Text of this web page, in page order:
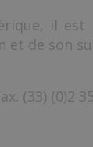
il est
et de son
(33) (0)2